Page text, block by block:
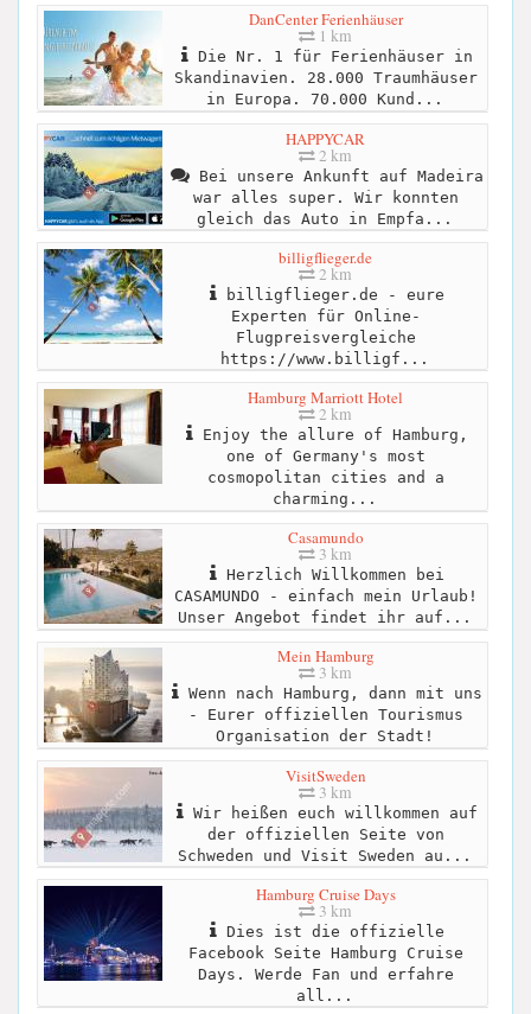
DanCenter Ferienhäuser
1 km
Die Nr. 1 für Ferienhäuser in
Skandinavien. 28.000 Traumhäuser
in Europa. 70.000 Kund...
HAPPYCAR
2 km
Bei unsere Ankunft auf Madeira
war alles super. Wir konnten
gleich das Auto in Empfa...
billigflieger.de
2 km
billigflieger.de - eure
Experten für Online-
Flugpreisvergleiche
https://www.billigf...
Hamburg Marriott Hotel
2 km
Enjoy the allure of Hamburg,
one of Germany's most
cosmopolitan cities and a
charming...
Casamundo
3 km
Herzlich Willkommen bei
CASAMUNDO - einfach mein Urlaub!
Unser Angebot findet ihr auf...
Mein Hamburg
3 km
Wenn nach Hamburg, dann mit uns
- Eurer offiziellen Tourismus
Organisation der Stadt!
VisitSweden
3 km
Wir heißen euch willkommen auf
der offiziellen Seite von
Schweden und Visit Sweden au...
Hamburg Cruise Days
3 km
Dies ist die offizielle
Facebook Seite Hamburg Cruise
Days. Werde Fan und erfahre
all...